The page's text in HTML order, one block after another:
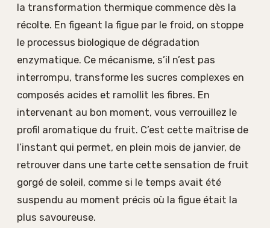
la transformation thermique commence dès la
récolte. En figeant la figue par le froid, on stoppe
le processus biologique de dégradation
enzymatique. Ce mécanisme, s’il n’est pas
interrompu, transforme les sucres complexes en
composés acides et ramollit les fibres. En
intervenant au bon moment, vous verrouillez le
profil aromatique du fruit. C’est cette maîtrise de
l’instant qui permet, en plein mois de janvier, de
retrouver dans une tarte cette sensation de fruit
gorgé de soleil, comme si le temps avait été
suspendu au moment précis où la figue était la
plus savoureuse.